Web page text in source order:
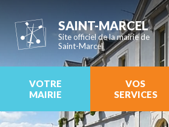
SAINT-MARCEL
Site officiel de la mairie de
Saint-Marcel
VOTRE
MAIRIE
VOS
SERVICES